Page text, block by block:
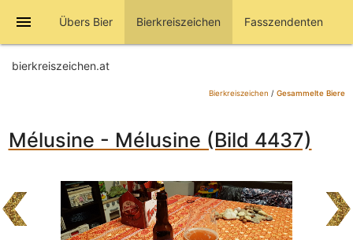
menu Übers Bier Bierkreiszeichen Fasszendenten
bierkreiszeichen.at
Bierkreiszeichen / Gesammelte Biere
Mélusine - Mélusine (Bild 4437)